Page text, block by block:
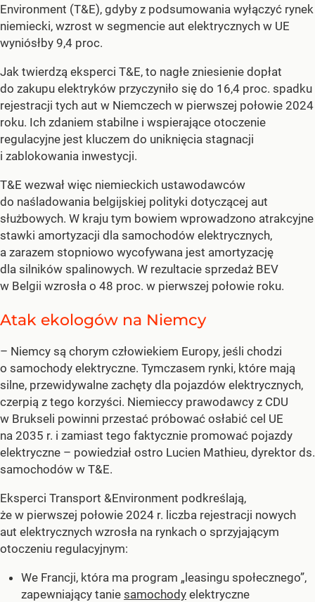
Environment (T&E), gdyby z podsumowania wyłączyć rynek
niemiecki, wzrost w segmencie aut elektrycznych w UE
wyniósłby 9,4 proc.
Jak twierdzą eksperci T&E, to nagłe zniesienie dopłat
do zakupu elektryków przyczyniło się do 16,4 proc. spadku
rejestracji tych aut w Niemczech w pierwszej połowie 2024
roku. Ich zdaniem stabilne i wspierające otoczenie
regulacyjne jest kluczem do uniknięcia stagnacji
i zablokowania inwestycji.
T&E wezwał więc niemieckich ustawodawców
do naśladowania belgijskiej polityki dotyczącej aut
służbowych. W kraju tym bowiem wprowadzono atrakcyjne
stawki amortyzacji dla samochodów elektrycznych,
a zarazem stopniowo wycofywana jest amortyzację
dla silników spalinowych. W rezultacie sprzedaż BEV
w Belgii wzrosła o 48 proc. w pierwszej połowie roku.
Atak ekologów na Niemcy
– Niemcy są chorym człowiekiem Europy, jeśli chodzi
o samochody elektryczne. Tymczasem rynki, które mają
silne, przewidywalne zachęty dla pojazdów elektrycznych,
czerpią z tego korzyści. Niemieccy prawodawcy z CDU
w Brukseli powinni przestać próbować osłabić cel UE
na 2035 r. i zamiast tego faktycznie promować pojazdy
elektryczne – powiedział ostro Lucien Mathieu, dyrektor ds.
samochodów w T&E.
Eksperci Transport &Environment podkreślają,
że w pierwszej połowie 2024 r. liczba rejestracji nowych
aut elektrycznych wzrosła na rynkach o sprzyjającym
otoczeniu regulacyjnym:
We Francji, która ma program „leasingu społecznego”,
zapewniający tanie samochody elektryczne